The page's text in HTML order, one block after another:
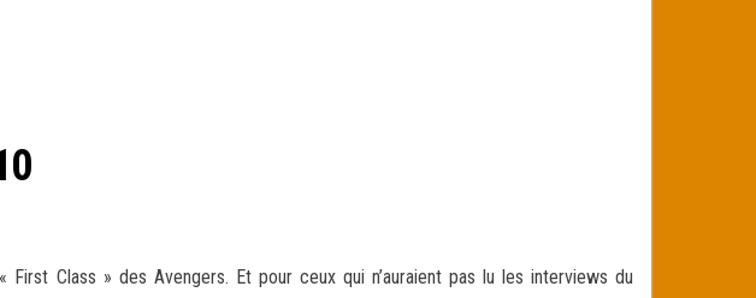
Class » des Avengers. Et pour ceux qui n’auraient pas lu les interviews du